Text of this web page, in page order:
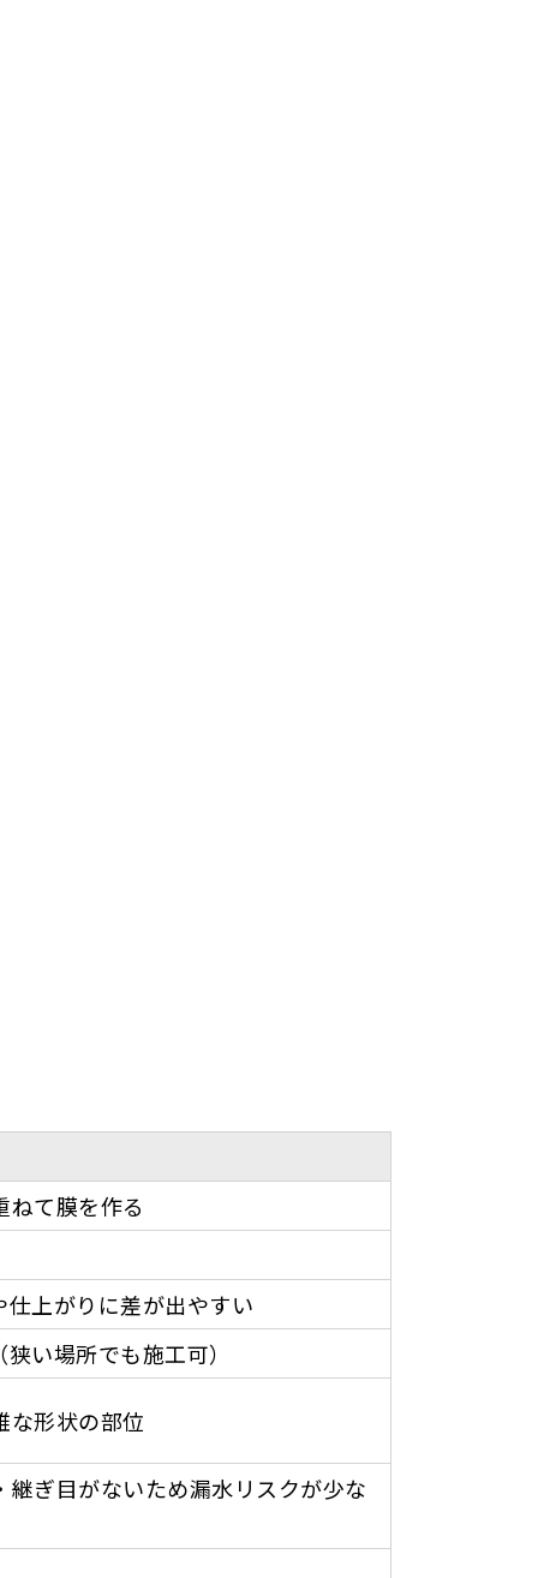
ねて膜を作る
上がりに差が出やすい
い場所でも施工可）
な形状の部位
継ぎ目がないため漏水リスクが少な